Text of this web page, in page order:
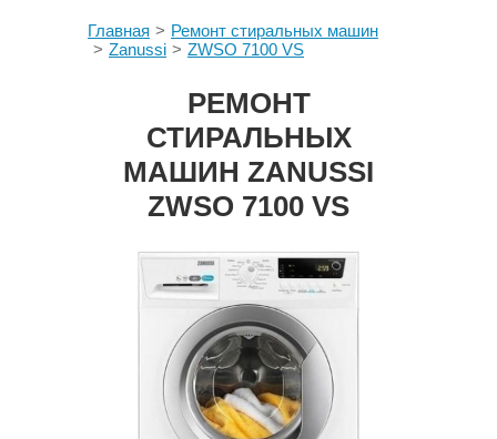
Главная
Ремонт стиральных машин
Zanussi
ZWSO 7100 VS
РЕМОНТ
СТИРАЛЬНЫХ
МАШИН ZANUSSI
ZWSO 7100 VS